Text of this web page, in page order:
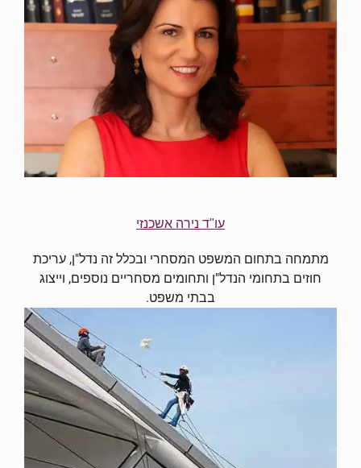
עו"ד נירה אשכנזי
מתמחה בתחום המשפט המסחרי ובכלל זה נדל"ן, עריכת
חוזים בתחומי הנדל"ן ותחומים מסחריים נוספים, וייצוג
בבתי משפט.